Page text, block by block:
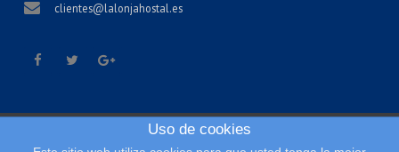
clientes@lalonjahostal.es
Uso de cookies